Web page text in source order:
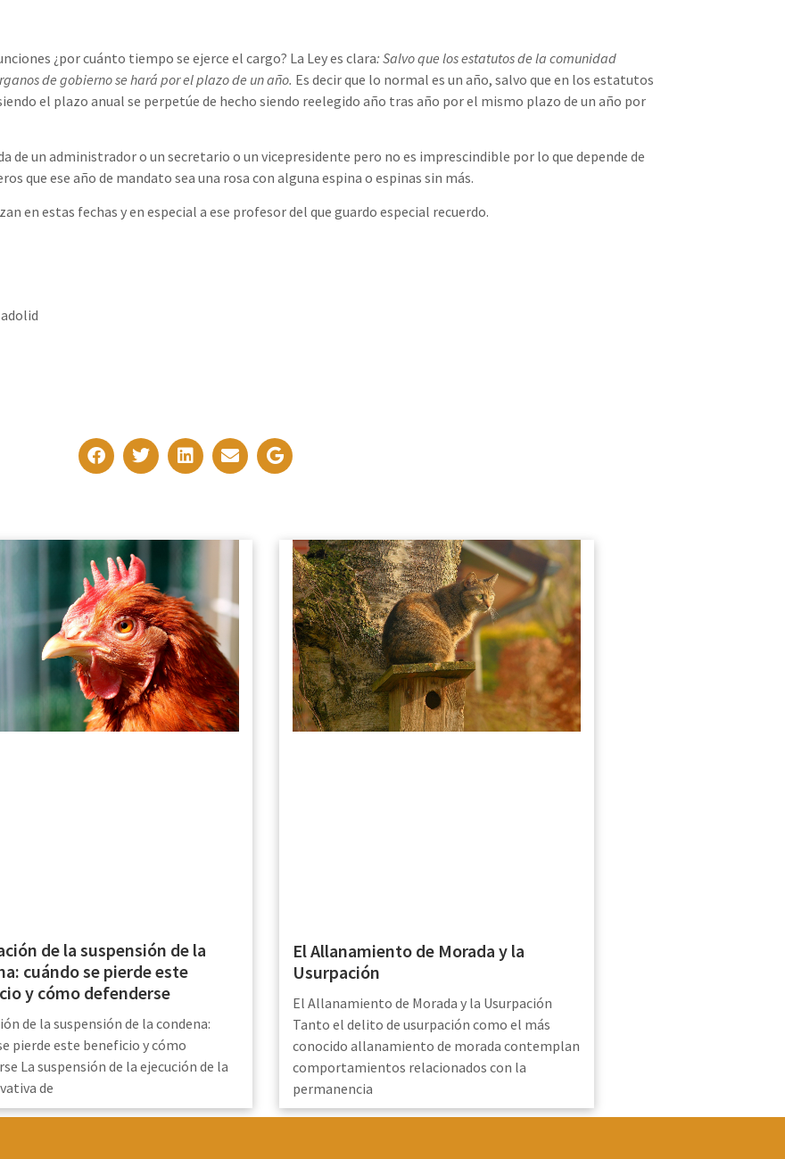
¿por cuánto tiempo se ejerce el cargo? La Ley es clara: Salvo que los estatutos de la comunidad
de gobierno se hará por el plazo de un año. Es decir que lo normal es un año, salvo que en los estatutos
el plazo anual se perpetúe de hecho siendo reelegido año tras año por el mismo plazo de un año por
de un administrador o un secretario o un vicepresidente pero no es imprescindible por lo que depende de
que ese año de mandato sea una rosa con alguna espina o espinas sin más.
en estas fechas y en especial a ese profesor del que guardo especial recuerdo.
de la suspensión de la
cuándo se pierde este
y cómo defenderse
de la suspensión de la condena:
pierde este beneficio y cómo
La suspensión de la ejecución de la
de
El Allanamiento de Morada y la
Usurpación
El Allanamiento de Morada y la Usurpación
Tanto el delito de usurpación como el más
conocido allanamiento de morada contemplan
comportamientos relacionados con la
permanencia